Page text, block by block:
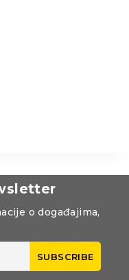
o događajima,